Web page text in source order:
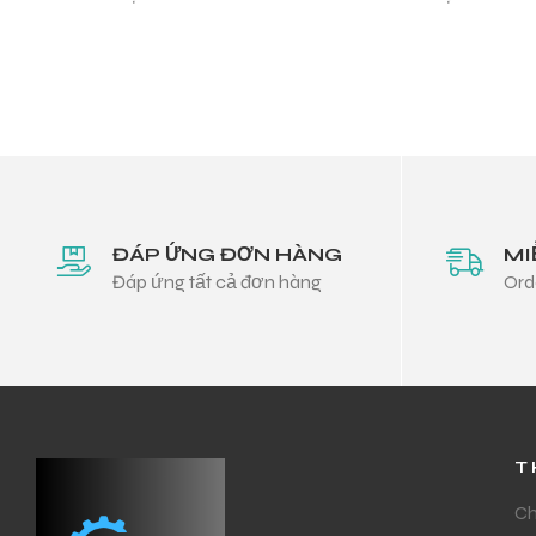
ĐÁP ỨNG ĐƠN HÀNG
Đáp ứng tất cả đơn hàng